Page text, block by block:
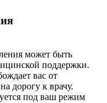
может быть
поддержки.
вас от
дорогу к врачу.
под ваш режим